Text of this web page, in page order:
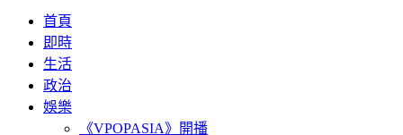
首頁
即時
生活
政治
娛樂
《VPOPASIA》開播